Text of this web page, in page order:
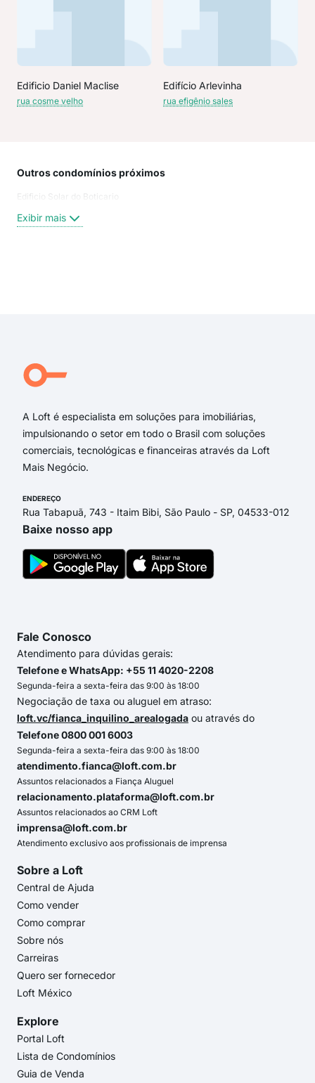
Edificio Daniel Maclise
rua cosme velho
Edifício Arlevinha
rua efigênio sales
Outros condomínios próximos
Edificio Solar do Boticario
Exibir mais
A Loft é especialista em soluções para imobiliárias,
impulsionando o setor em todo o Brasil com soluções
comerciais, tecnológicas e financeiras através da Loft
Mais Negócio.
ENDEREÇO
Rua Tabapuã, 743 - Itaim Bibi, São Paulo - SP, 04533-012
Baixe nosso app
Fale Conosco
Atendimento para dúvidas gerais:
Telefone e WhatsApp: +55 11 4020-2208
Segunda-feira a sexta-feira das 9:00 às 18:00
Negociação de taxa ou aluguel em atraso:
loft.vc/fianca_inquilino_arealogada ou através do
Telefone 0800 001 6003
Segunda-feira a sexta-feira das 9:00 às 18:00
atendimento.fianca@loft.com.br
Assuntos relacionados a Fiança Aluguel
relacionamento.plataforma@loft.com.br
Assuntos relacionados ao CRM Loft
imprensa@loft.com.br
Atendimento exclusivo aos profissionais de imprensa
Sobre a Loft
Central de Ajuda
Como vender
Como comprar
Sobre nós
Carreiras
Quero ser fornecedor
Loft México
Explore
Portal Loft
Lista de Condomínios
Guia de Venda